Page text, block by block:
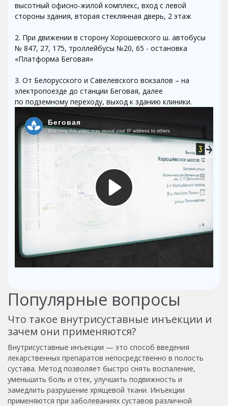
высотный офисно-жилой комплекс, вход с левой
стороны здания, вторая стеклянная дверь, 2 этаж
2. При движении в сторону Хорошевского ш. автобусы
№ 847, 27, 175, троллейбусы №20, 65 - остановка
«Платформа Беговая»
3. От Белорусского и Савелевского вокзалов – на
электропоезде до станции Беговая, далее
по подземному переходу, выход к зданию клиники.
Популярные вопросы
Что такое внутрисуставные инъекции и
зачем они применяются?
Внутрисуставные инъекции — это способ введения
лекарственных препаратов непосредственно в полость
сустава. Метод позволяет быстро снять воспаление,
уменьшить боль и отек, улучшить подвижность и
замедлить разрушение хрящевой ткани. Инъекции
применяются при заболеваниях суставов различной